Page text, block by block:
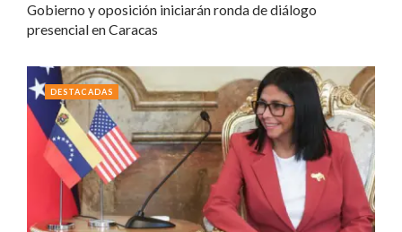
Gobierno y oposición iniciarán ronda de diálogo
presencial en Caracas
DESTACADAS